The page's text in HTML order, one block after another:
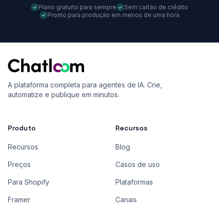
Plano gratuito para sempre
Sem cartão de crédito
Pronto para produção em menos de uma hora
A plataforma completa para agentes de IA. Crie,
automatize e publique em minutos.
Produto
Recursos
Preços
Para Shopify
Framer
Recursos
Blog
Casos de uso
Plataformas
Canais